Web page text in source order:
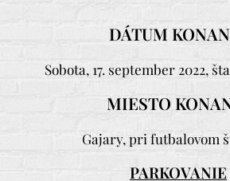
DÁTUM
Sobota, 17. september 2022,
MIESTO
Gajary, pri futbalovom
PARKOVANIE